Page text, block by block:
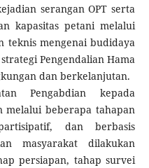
serangan OPT serta
kapasitas petani melalui
teknis mengenai budidaya
Pengendalian Hama
dan berkelanjutan.
Pengabdian kepada
melalui beberapa tahapan
dan berbasis
masyarakat dilakukan
persiapan, tahap survei